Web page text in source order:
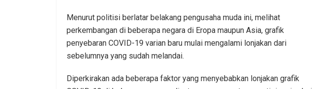
Menurut politisi berlatar belakang pengusaha muda ini, melihat
perkembangan di beberapa negara di Eropa maupun Asia, grafik
penyebaran COVID-19 varian baru mulai mengalami lonjakan dari
sebelumnya yang sudah melandai.
Diperkirakan ada beberapa faktor yang menyebabkan lonjakan grafik